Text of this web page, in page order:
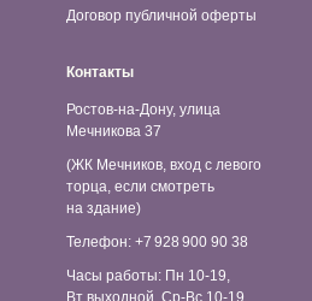
Договор публичной оферты
Контакты
Ростов-на-Дону, улица
Мечникова 37
(ЖК Мечников, вход с левого
торца, если смотреть
на здание)
Телефон: +7 928 900 90 38
Часы работы: Пн 10-19,
Вт выходной, Ср-Вс 10-19